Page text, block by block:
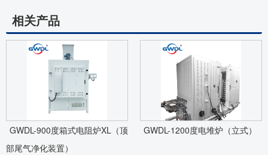
相关产品
GWDL-900度箱式电阻炉XL（顶
部尾气净化装置）
GWDL-1200度电堆炉（立式）